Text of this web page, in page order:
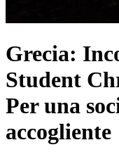
Grecia:
Student
Per una
accogliente